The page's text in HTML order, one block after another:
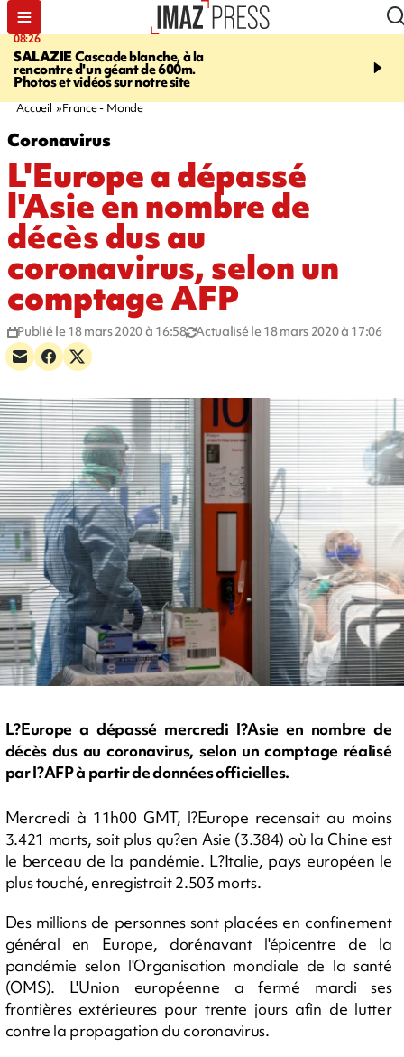
08:26
SALAZIECascade blanche, à la
rencontre d'un géant de 600m.
Photos et vidéos sur notre site
07:40
1.300 coureurs sur le
Accueil France - Monde
Coronavirus
L'Europe a dépassé
l'Asie en nombre de
décès dus au
coronavirus, selon un
comptage AFP
Publié le 18 mars 2020 à 16:58 Actualisé le 18 mars 2020 à 17:06
L?Europe a dépassé mercredi l?Asie en nombre de
décès dus au coronavirus, selon un comptage réalisé
par l?AFP à partir de données officielles.
Mercredi à 11h00 GMT, l?Europe recensait au moins
3.421 morts, soit plus qu?en Asie (3.384) où la Chine est
le berceau de la pandémie. L?Italie, pays européen le
plus touché, enregistrait 2.503 morts.
Des millions de personnes sont placées en confinement
général en Europe, dorénavant l'épicentre de la
pandémie selon l'Organisation mondiale de la santé
(OMS). L'Union européenne a fermé mardi ses
frontières extérieures pour trente jours afin de lutter
contre la propagation du coronavirus.